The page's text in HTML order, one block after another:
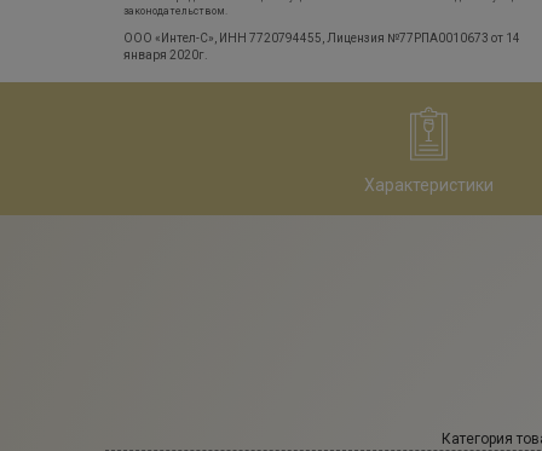
законодательством.
ООО «Интел-С», ИНН 7720794455, Лицензия №77РПА0010673 от 14
января 2020г.
Характеристики
Категория